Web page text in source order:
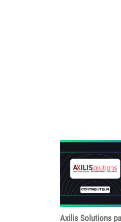
Axilis Solutions